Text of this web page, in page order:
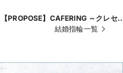
【PROPOSE】CAFERING ～クレセ
結婚指輪一覧